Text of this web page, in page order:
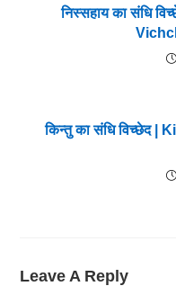
निस्सहाय का संधि
किन्तु का संधि विच्छेद
Leave A Reply